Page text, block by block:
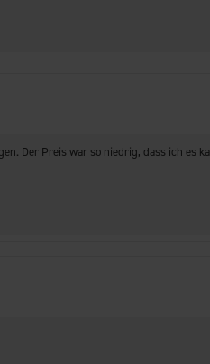
Der Preis war so niedrig, dass ich es